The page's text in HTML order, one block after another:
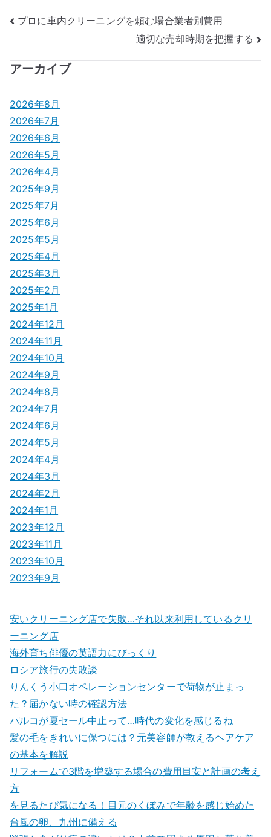
投
ナ
ビ
ゲ
ー
シ
ョ
ン
プロに車内クリーニングを頼む場合業者別費用
適切な売却時期を把握する
アーカイブ
2026年8月
2026年7月
2026年6月
2026年5月
2026年4月
2025年9月
2025年7月
2025年6月
2025年5月
2025年4月
2025年3月
2025年2月
2025年1月
2024年12月
2024年11月
2024年10月
2024年9月
2024年8月
2024年7月
2024年6月
2024年5月
2024年4月
2024年3月
2024年2月
2024年1月
2023年12月
2023年11月
2023年10月
2023年9月
安いクリーニング店で失敗…それ以来利用しているクリ
ーニング店
海外育ち俳優の英語力にびっくり
ロシア旅行の失敗談
りんくう小口オペレーションセンターで荷物が止まっ
た？届かない時の確認方法
パルコが夏セール中止って…時代の変化を感じるね
髪の毛をきれいに保つには？元美容師が教えるヘアケア
の基本を解説
リフォームで3階を増築する場合の費用目安と計画の考え
方
を見るたび気になる！目元のくぼみで年齢を感じ始めた
台風の卵、九州に備える